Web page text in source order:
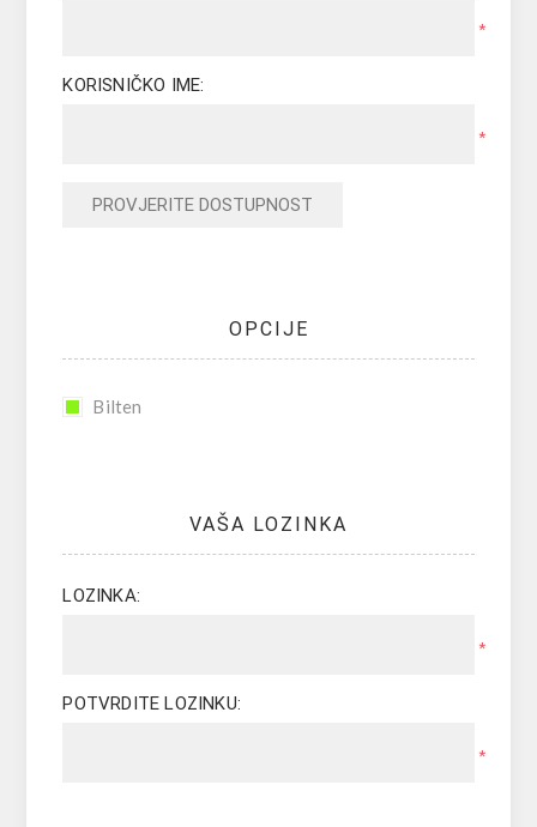
*
KORISNIČKO IME:
*
PROVJERITE DOSTUPNOST
OPCIJE
Bilten
VAŠA LOZINKA
LOZINKA:
*
POTVRDITE LOZINKU:
*